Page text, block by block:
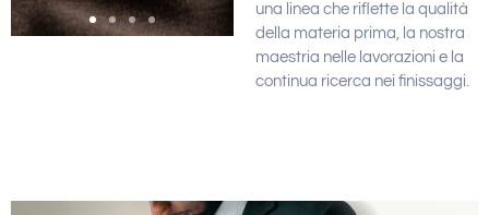
una linea che riflette la qualità
della materia prima, la nostra
maestria nelle lavorazioni e la
continua ricerca nei finissaggi.